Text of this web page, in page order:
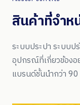
สินค้าที่จำห
ระบบประปา ระบบ
อุปกรณ์ที่เกี่ยวข้องอ
แบรนด์ชั้นนำกว่า